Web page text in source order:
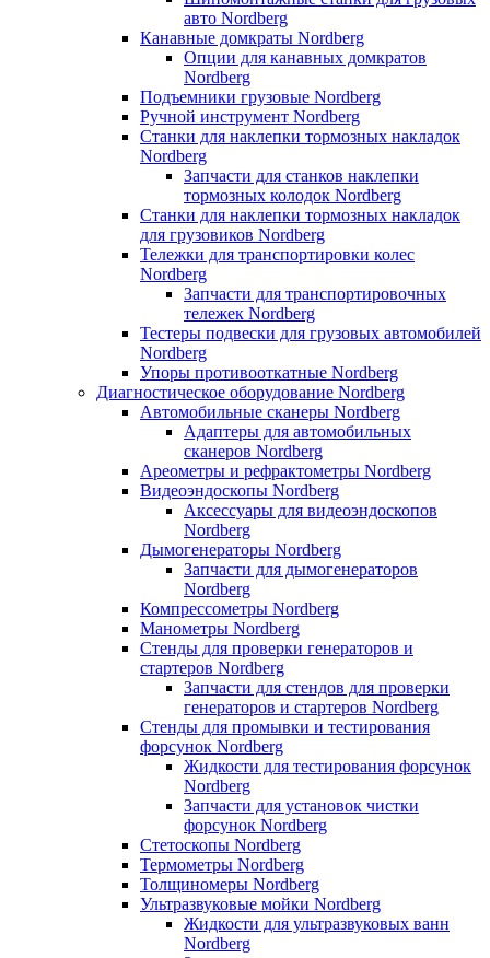
авто Nordberg
Канавные домкраты Nordberg
Опции для канавных домкратов
Nordberg
Подъемники грузовые Nordberg
Ручной инструмент Nordberg
Станки для наклепки тормозных накладок
Nordberg
Запчасти для станков наклепки
тормозных колодок Nordberg
Станки для наклепки тормозных накладок
для грузовиков Nordberg
Тележки для транспортировки колес
Nordberg
Запчасти для транспортировочных
тележек Nordberg
Тестеры подвески для грузовых автомобилей
Nordberg
Упоры противооткатные Nordberg
Диагностическое оборудование Nordberg
Автомобильные сканеры Nordberg
Адаптеры для автомобильных
сканеров Nordberg
Ареометры и рефрактометры Nordberg
Видеоэндоскопы Nordberg
Аксессуары для видеоэндоскопов
Nordberg
Дымогенераторы Nordberg
Запчасти для дымогенераторов
Nordberg
Компрессометры Nordberg
Манометры Nordberg
Стенды для проверки генераторов и
стартеров Nordberg
Запчасти для стендов для проверки
генераторов и стартеров Nordberg
Стенды для промывки и тестирования
форсунок Nordberg
Жидкости для тестирования форсунок
Nordberg
Запчасти для установок чистки
форсунок Nordberg
Стетоскопы Nordberg
Термометры Nordberg
Толщиномеры Nordberg
Ультразвуковые мойки Nordberg
Жидкости для ультразвуковых ванн
Nordberg